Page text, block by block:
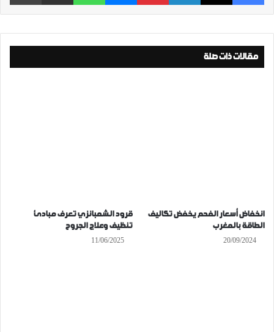
مقالات ذات صلة
انخفاض أسعار الفحم يخفض تكاليف
الطاقة بالمغرب
20/09/2024
قرود الشمبانزي تعرف مبادئ
تنظيف وعلاج الجروح
11/06/2025